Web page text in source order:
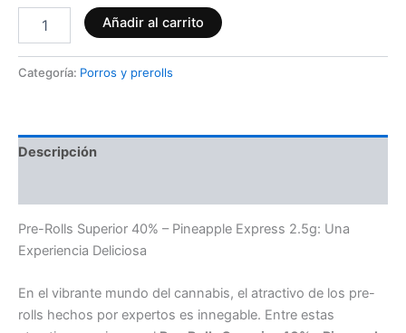
Añadir al carrito
Categoría: Porros y prerolls
Descripción
Pre-Rolls Superior 40% – Pineapple Express 2.5g: Una
Experiencia Deliciosa
En el vibrante mundo del cannabis, el atractivo de los pre-
rolls hechos por expertos es innegable. Entre estas